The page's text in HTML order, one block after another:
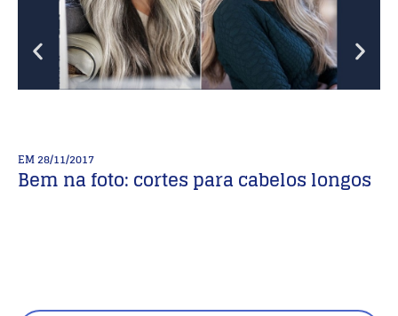
EM28/11/2017
Bem na foto: cortes para cabelos longos